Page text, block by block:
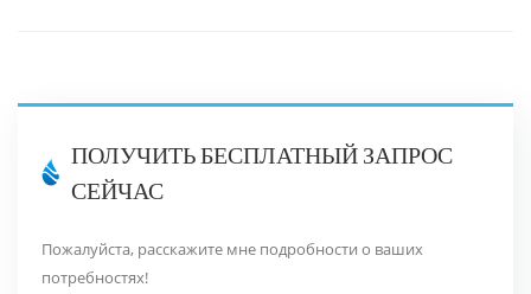
ПОЛУЧИТЬ БЕСПЛАТНЫЙ ЗАПРОС
СЕЙЧАС
Пожалуйста, расскажите мне подробности о ваших
потребностях!